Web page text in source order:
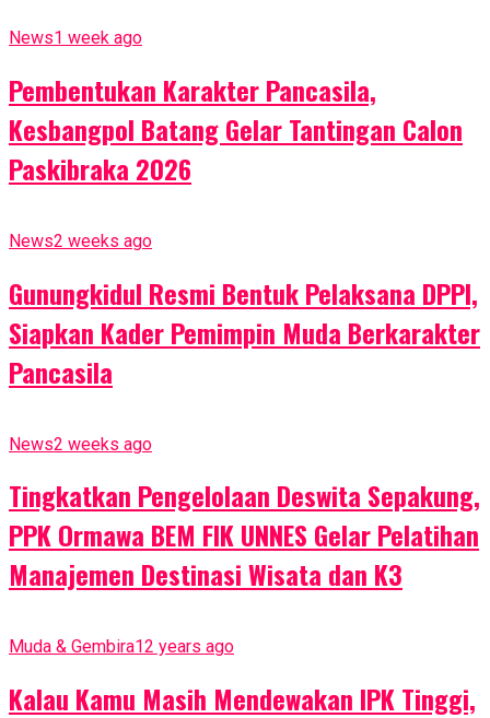
News1 week ago
Pembentukan Karakter Pancasila,
Kesbangpol Batang Gelar Tantingan Calon
Paskibraka 2026
News2 weeks ago
Gunungkidul Resmi Bentuk Pelaksana DPPI,
Siapkan Kader Pemimpin Muda Berkarakter
Pancasila
News2 weeks ago
Tingkatkan Pengelolaan Deswita Sepakung,
PPK Ormawa BEM FIK UNNES Gelar Pelatihan
Manajemen Destinasi Wisata dan K3
Muda & Gembira12 years ago
Kalau Kamu Masih Mendewakan IPK Tinggi,